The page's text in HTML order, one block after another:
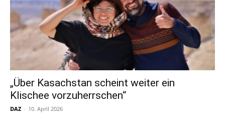
„Über Kasachstan scheint weiter ein
Klischee vorzuherrschen“
DAZ - 10. April 2026